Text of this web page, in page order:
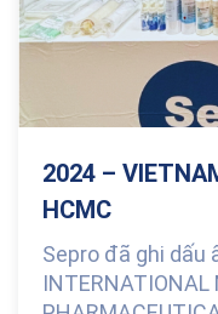
2024 –
HCMC
Sepro đã ghi dấu
INTERNATIONAL